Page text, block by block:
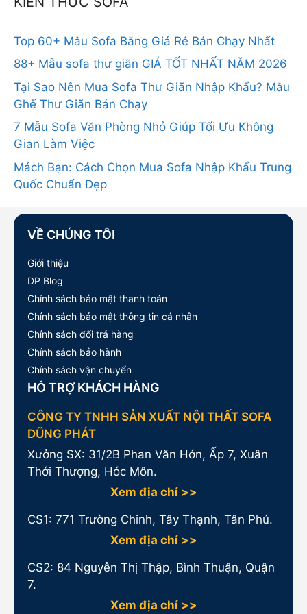
Top 60+ Mẫu Sofa Băng Giá Rẻ Bán Chạy Nhất
88+ Mẫu sofa thư giãn GIÁ TỐT NHẤT NĂM 2026
Tại Sao Nên Mua Sofa Thư Giãn Nhập Khẩu? Mẫu
Ghế Thư Giãn Bán Chạy
7 Mẫu Sofa Văn Phòng Nhỏ Giúp Tối Ưu Không
Gian Làm Việc
Mách Bạn: Cách Chọn Mua Sofa Nhập Khẩu Trung
Quốc Chuẩn Đẹp
VỀ CHÚNG TÔI
Giới thiệu
DP Blog
Chính sách bảo mật thanh toán
Chính sách bảo mật thông tin cá nhân
Chính sách đổi trả hàng
Chính sách bảo hành
Chính sách vận chuyển
HỖ TRỢ KHÁCH HÀNG
CÔNG TY TNHH SẢN XUẤT NỘI THẤT SOFA
DŨNG PHÁT
Xưởng SX: 31/2B Phan Văn Hớn, Ấp 7, Xuân
Thới Thượng, Hóc Môn.
Xem địa chỉ >>
CS1: 771 Trường Chinh, Tây Thạnh, Tân Phú.
Xem địa chỉ >>
CS2: 84 Nguyễn Thị Thập, Bình Thuận, Quận
7.
Xem địa chỉ >>